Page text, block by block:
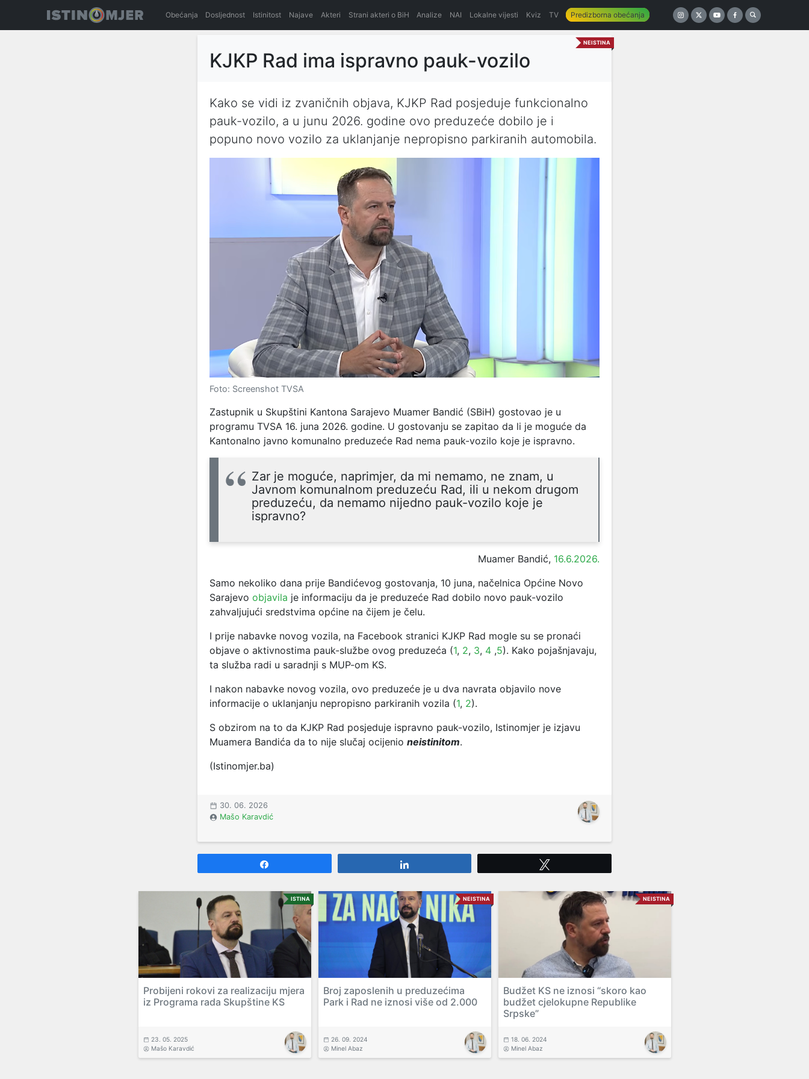
Obećanja Dosljednost Istinitost Najave Akteri Strani akteri o BiH Analize NAI Lokalne vijesti Kviz TV Predizborna obećanja
NEISTINA
KJKP Rad ima ispravno pauk-vozilo
Kako se vidi iz zvaničnih objava, KJKP Rad posjeduje funkcionalno
pauk-vozilo, a u junu 2026. godine ovo preduzeće dobilo je i
popuno novo vozilo za uklanjanje nepropisno parkiranih automobila.
Foto: Screenshot TVSA
Zastupnik u Skupštini Kantona Sarajevo Muamer Bandić (SBiH) gostovao je u
programu TVSA 16. juna 2026. godine. U gostovanju se zapitao da li je moguće da
Kantonalno javno komunalno preduzeće Rad nema pauk-vozilo koje je ispravno.
Zar je moguće, naprimjer, da mi nemamo, ne znam, u
Javnom komunalnom preduzeću Rad, ili u nekom drugom
preduzeću, da nemamo nijedno pauk-vozilo koje je
ispravno?
Muamer Bandić, 16.6.2026.
Samo nekoliko dana prije Bandićevog gostovanja, 10 juna, načelnica Općine Novo
Sarajevo objavila je informaciju da je preduzeće Rad dobilo novo pauk-vozilo
zahvaljujući sredstvima općine na čijem je čelu.
I prije nabavke novog vozila, na Facebook stranici KJKP Rad mogle su se pronaći
objave o aktivnostima pauk-službe ovog preduzeća (1, 2, 3, 4 ,5). Kako pojašnjavaju,
ta služba radi u saradnji s MUP-om KS.
I nakon nabavke novog vozila, ovo preduzeće je u dva navrata objavilo nove
informacije o uklanjanju nepropisno parkiranih vozila (1, 2).
S obzirom na to da KJKP Rad posjeduje ispravno pauk-vozilo, Istinomjer je izjavu
Muamera Bandića da to nije slučaj ocijenio neistinitom.
(Istinomjer.ba)
30. 06. 2026
Mašo Karavdić
ISTINA
Probijeni rokovi za realizaciju mjera
iz Programa rada Skupštine KS
23. 05. 2025
Mašo Karavdić
NEISTINA
Broj zaposlenih u preduzećima
Park i Rad ne iznosi više od 2.000
26. 09. 2024
Minel Abaz
NEISTINA
Budžet KS ne iznosi “skoro kao
budžet cjelokupne Republike
Srpske”
18. 06. 2024
Minel Abaz